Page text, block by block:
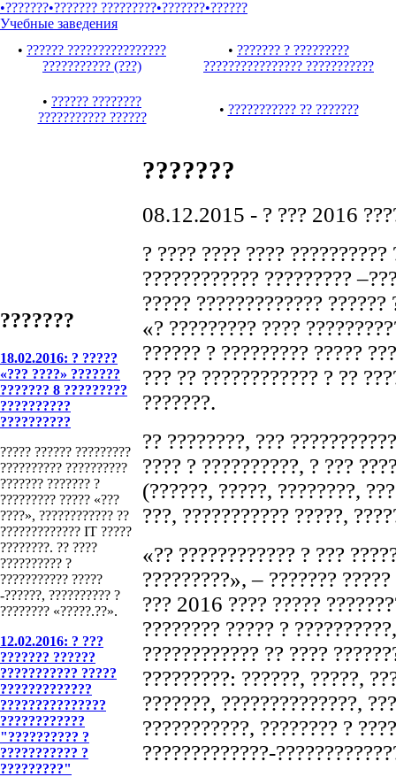
•???????•??????? ?????????•???????•??????
Учебные заведения
• ?????? ????????????????
??????????? (???)
• ??????? ? ?????????
???????????????? ???????????
• ?????? ????????
??????????? ??????
• ??????????? ?? ???????
???????
18.02.2016: ? ?????
«??? ????» ???????
??????? 8 ?????????
??????????
??????????
????? ?????? ?????????
?????????? ??????????
??????? ??????? ?
????????? ????? «???
????», ???????????? ??
????????????? IT ?????
????????. ?? ????
?????????? ?
??????????? ?????
-??????, ?????????? ?
???????? «?????.??».
12.02.2016: ? ???
??????? ??????
??????????? ?????
?????????????
???????????????
????????????
"?????????? ?
??????????? ?
?????????"
???????
08.12.2015 - ? ??? 2016
? ???? ???? ????
???????????? ?????????
????? ????????????? ??????
«? ????????? ????
?????? ? ????????? ?????
??? ?? ???????????? ? ??
???????.
?? ????????, ???
???? ? ??????????, ? ???
(??????, ?????, ????????,
???, ??????????? ?????,
«?? ???????????? ? ???
?????????», – ???????
??? 2016 ???? ?????
???????? ????? ?
???????????? ?? ????
?????????: ??????, ?????,
???????, ??????????????,
???????????, ???????? ?
?????????????-